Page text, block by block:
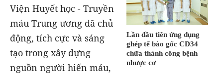
Lần đầu tiên ứng dụng
ghép tế bào gốc CD34
chữa thành công bệnh
nhược cơ
Viện Huyết học - Truyền
máu Trung ương đã chủ
động, tích cực và sáng
tạo trong xây dựng
nguồn người hiến máu,